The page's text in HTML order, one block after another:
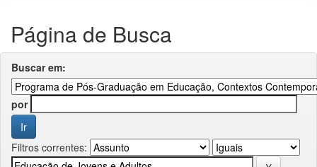
Página de Busca
Buscar em:
por
Filtros correntes: